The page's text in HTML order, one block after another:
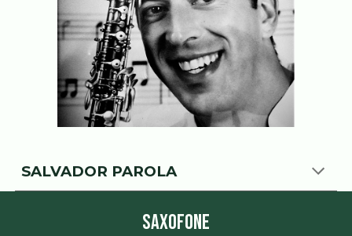
SALVADOR PAROLA
SAXOFONE